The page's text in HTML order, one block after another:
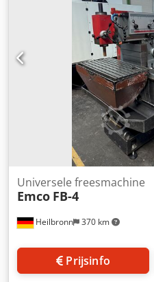
Heilbronn 370 km
Universele freesmachine
Emco FB-4
Prijsinfo